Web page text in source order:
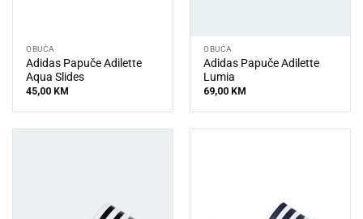
OBUĆA
Adidas Papuče Adilette
Aqua Slides
45,00 KM
OBUĆA
Adidas Papuče Adilette
Lumia
69,00 KM